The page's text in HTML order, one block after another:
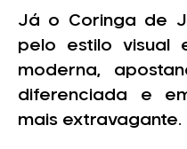
Já o Coringa de
pelo estilo visual
moderna,
diferenciada e
mais extravagante.